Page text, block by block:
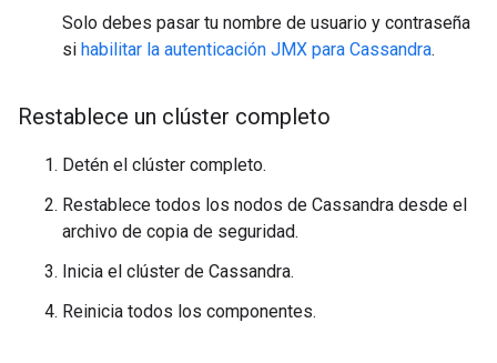
Solo debes pasar tu nombre de usuario y contraseña
si habilitar la autenticación JMX para Cassandra.
Restablece un clúster completo
Detén el clúster completo.
Restablece todos los nodos de Cassandra desde el
archivo de copia de seguridad.
Inicia el clúster de Cassandra.
Reinicia todos los componentes.